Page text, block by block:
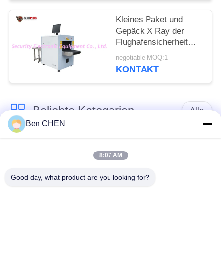
Kleines Paket und
Gepäck X Ray der
Flughafensicherheit
bearbeitet SECUPLUS
SPX5030A maschinell
negotiable MOQ:1
KONTAKT
Beliebte Kategorien Alle
Inspektion
Ben CHEN
8:07 AM
Good day, what product are you looking for?